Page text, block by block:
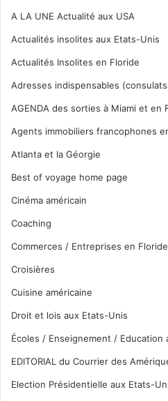
A LA UNE Actualité aux USA
Actualités insolites aux Etats-Unis
Actualités Insolites en Floride
Adresses indispensables
AGENDA des sorties à Miami et en
Agents immobiliers francophones
Atlanta et la Géorgie
Best of voyage home page
Cinéma américain
Coaching
Commerces / Entreprises en Floride
Croisières
Cuisine américaine
Droit et lois aux Etats-Unis
Écoles / Enseignement / Education
EDITORIAL du Courrier des
Election Présidentielle aux Etats-